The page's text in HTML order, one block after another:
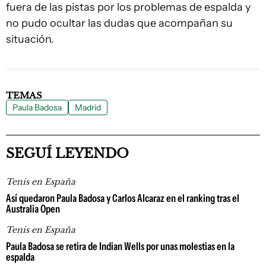
fuera de las pistas por los problemas de espalda y
no pudo ocultar las dudas que acompañan su
situación.
TEMAS
Paula Badosa Madrid
SEGUÍ LEYENDO
Tenis en España
Así quedaron Paula Badosa y Carlos Alcaraz en el ranking tras el
Australia Open
Tenis en España
Paula Badosa se retira de Indian Wells por unas molestias en la
espalda